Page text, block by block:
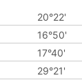
20°22'
16°50'
17°40'
29°21'